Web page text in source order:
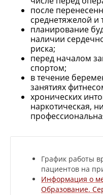
после
среднетяжелой
планирование
наличии
риска;
перед началом
спортом;
в течение
занятиях
хронических
наркотическая,
График работы
пациентов на
Информация о
Образование.